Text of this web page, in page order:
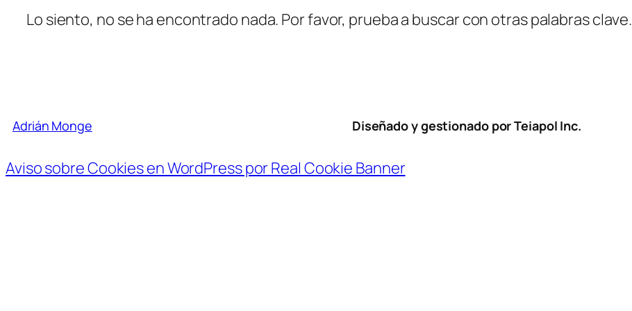
Lo siento, no se ha encontrado nada. Por favor, prueba a buscar con otras palabras clave.
Adrián Monge Diseñado y gestionado por Teiapol Inc.
Aviso sobre Cookies en WordPress por Real Cookie Banner